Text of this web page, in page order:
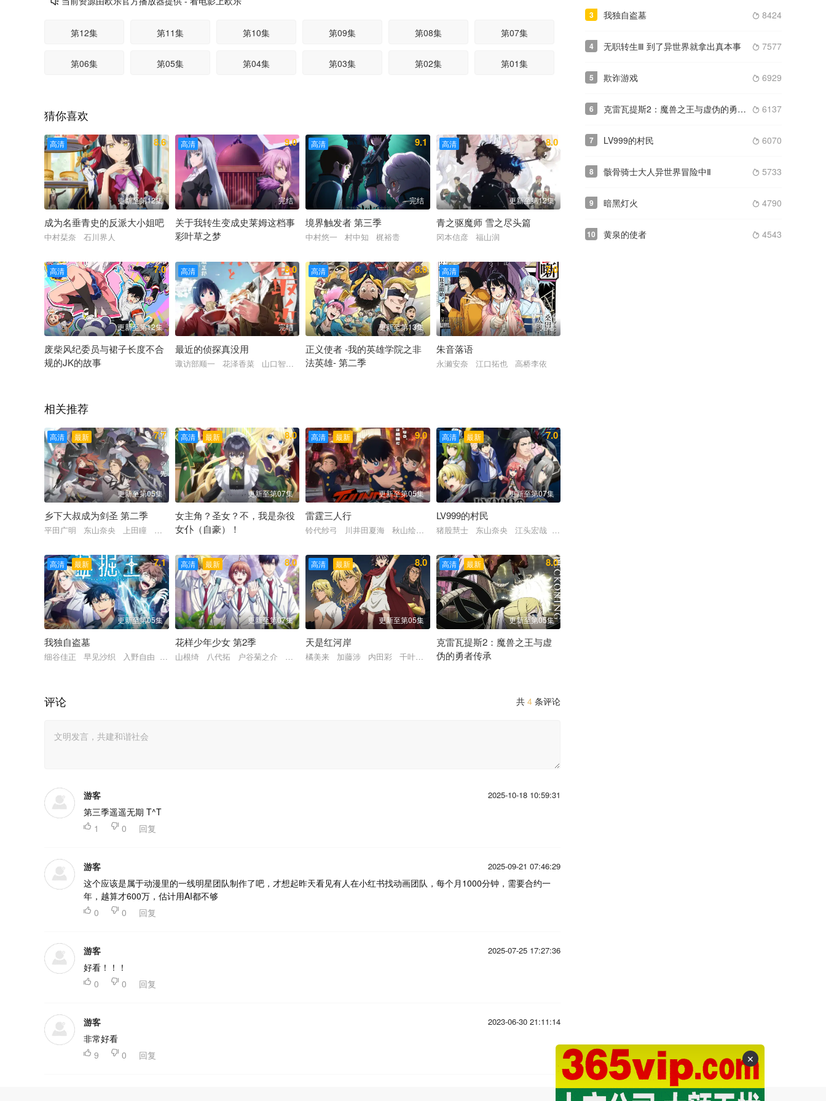
第12集 第11集 第10集 第09集 第08集 第07集
第06集 第05集 第04集 第03集 第02集 第01集
猜你喜欢
高清 8.6
更新至第12集
成为名垂青史的反派大小姐吧
中村栞奈 石川界人
高清 9.0
完结
关于我转生变成史莱姆这档事
彩叶草之梦
高清 9.1
完结
境界触发者 第三季
中村悠一 村中知 梶裕贵
高清 8.0
更新至第12集
青之驱魔师 雪之尽头篇
冈本信彦 福山润
高清 7.0
更新至第12集
废柴风纪委员与裙子长度不合
规的JK的故事
高清 8.0
完结
最近的侦探真没用
诹访部顺一 花泽香菜 山口智广 平野绫 河西健吾
高清 8.0
更新至第13集
正义使者 -我的英雄学院之非
法英雄- 第二季
高清 7.0
完结
朱音落语
永濑安奈 江口拓也 高桥李依
相关推荐
最新
高清 7.7
更新至第05集
乡下大叔成为剑圣 第二季
平田广明 东山奈央 上田瞳 广濑有纪 矢野妃菜喜 仲田亚里沙 斋藤千和 石川界人 内田直哉
最新
高清 8.0
更新至第07集
女主角？圣女？不，我是杂役
女仆（自豪）！
最新
高清 9.0
更新至第05集
雷霆三人行
铃代纱弓 川井田夏海 秋山绘理 蜜蜂穗香 坂田将吾 坂泰斗 广濑有纪 前川凉子 石谷春贵 小野寺悠贵 新祐树 渡谷美帆
最新
高清 7.0
更新至第07集
LV999的村民
猪股慧士 东山奈央 江头宏哉 岛崎信长 石见舞菜香
最新
高清 7.1
更新至第05集
我独自盗墓
细谷佳正 早见沙织 入野自由 诹访部顺一
最新
高清 8.0
更新至第07集
花样少年少女 第2季
山根绮 八代拓 户谷菊之介 梅原裕一郎 福山润 川岛零士 内山昂辉 驹田航 古屋亚南 日野聪 水中雅章 榎木淳弥 子安武人
最新
高清 8.0
更新至第05集
天是红河岸
橘美来 加藤涉 内田彩 千叶翔也 前野智昭 游佐浩二 大野智敬 青木志贵 川井田夏海 松冈美里 石谷春贵 榎木淳弥 神尾晋一郎 鸟
最新
高清 8.0
更新至第05集
克雷瓦提斯2：魔兽之王与虚
伪的勇者传承
共 4 条评论
评论
游客 2025-10-18 10:59:31
第三季遥遥无期 T^T
 1  0 回复
游客 2025-09-21 07:46:29
这个应该是属于动漫里的一线明星团队制作了吧，才想起昨天看见有人在小红书找动画团队，每个月1000分钟，需要合约一
年，越算才600万，估计用AI都不够
 0  0 回复
游客 2025-07-25 17:27:36
好看！！！
 0  0 回复
游客 2023-06-30 21:11:14
非常好看
 9  0 回复
3  8424
我独自盗墓
4  7577
无职转生Ⅲ 到了异世界就拿出真本事
5  6929
欺诈游戏
6  6137
克雷瓦提斯2：魔兽之王与虚伪的勇者传承
7  6070
LV999的村民
8  5733
骸骨骑士大人异世界冒险中Ⅱ
9  4790
暗黑灯火
10  4543
黄泉的使者
✕